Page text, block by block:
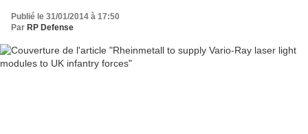
Publié le 31/01/2014 à 17:50
Par RP Defense